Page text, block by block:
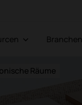
Branchen
Räume